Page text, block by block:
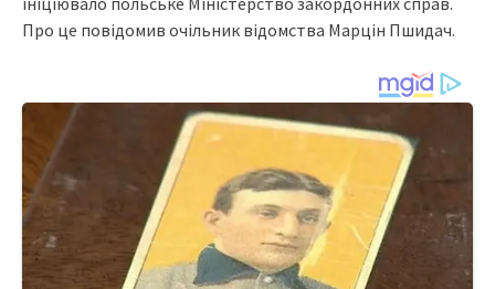
Про це повідомив очільник відомства Марцін Пшидач.